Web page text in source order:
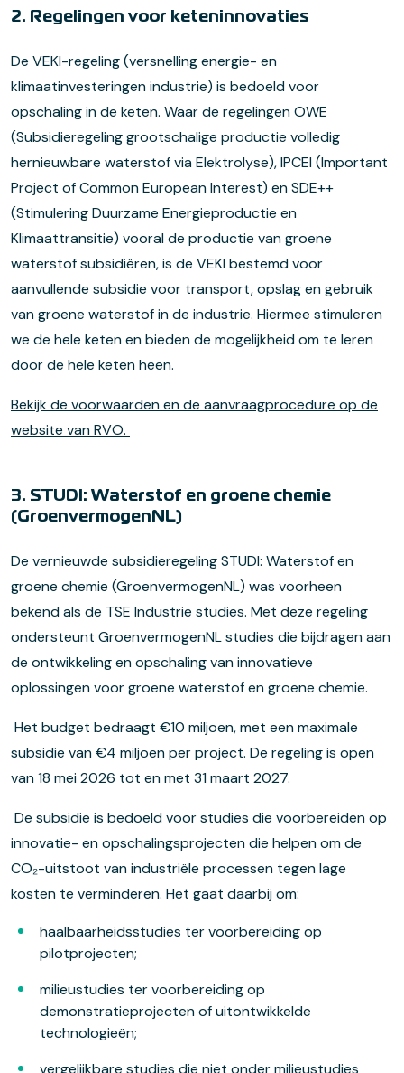
2. Regelingen voor keteninnovaties
De VEKI-regeling (versnelling energie- en
klimaatinvesteringen industrie) is bedoeld voor
opschaling in de keten. Waar de regelingen OWE
(Subsidieregeling grootschalige productie volledig
hernieuwbare waterstof via Elektrolyse), IPCEI (Important
Project of Common European Interest) en SDE++
(Stimulering Duurzame Energieproductie en
Klimaattransitie) vooral de productie van groene
waterstof subsidiëren, is de VEKI bestemd voor
aanvullende subsidie voor transport, opslag en gebruik
van groene waterstof in de industrie. Hiermee stimuleren
we de hele keten en bieden de mogelijkheid om te leren
door de hele keten heen.
Bekijk de voorwaarden en de aanvraagprocedure op de
website van RVO.
3. STUDI: Waterstof en groene chemie
(GroenvermogenNL)
De vernieuwde subsidieregeling STUDI: Waterstof en
groene chemie (GroenvermogenNL) was voorheen
bekend als de TSE Industrie studies. Met deze regeling
ondersteunt GroenvermogenNL studies die bijdragen aan
de ontwikkeling en opschaling van innovatieve
oplossingen voor groene waterstof en groene chemie.
Het budget bedraagt €10 miljoen, met een maximale
subsidie van €4 miljoen per project. De regeling is open
van 18 mei 2026 tot en met 31 maart 2027.
De subsidie is bedoeld voor studies die voorbereiden op
innovatie- en opschalingsprojecten die helpen om de
CO₂-uitstoot van industriële processen tegen lage
kosten te verminderen. Het gaat daarbij om:
haalbaarheidsstudies ter voorbereiding op
pilotprojecten;
milieustudies ter voorbereiding op
demonstratieprojecten of uitontwikkelde
technologieën;
vergelijkbare studies die niet onder milieustudies